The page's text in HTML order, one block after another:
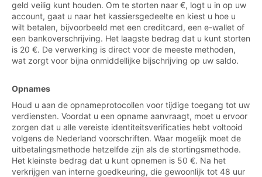
geld veilig kunt houden. Om te storten naar €, logt u in op uw
account, gaat u naar het kassiersgedeelte en kiest u hoe u
wilt betalen, bijvoorbeeld met een creditcard, een e-wallet of
een bankoverschrijving. Het laagste bedrag dat u kunt storten
is 20 €. De verwerking is direct voor de meeste methoden,
wat zorgt voor bijna onmiddellijke bijschrijving op uw saldo.
Opnames
Houd u aan de opnameprotocollen voor tijdige toegang tot uw
verdiensten. Voordat u een opname aanvraagt, moet u ervoor
zorgen dat u alle vereiste identiteitsverificaties hebt voltooid
volgens de Nederland voorschriften. Waar mogelijk moet de
uitbetalingsmethode hetzelfde zijn als de stortingsmethode.
Het kleinste bedrag dat u kunt opnemen is 50 €. Na het
verkrijgen van interne goedkeuring, die gewoonlijk tot 48 uur